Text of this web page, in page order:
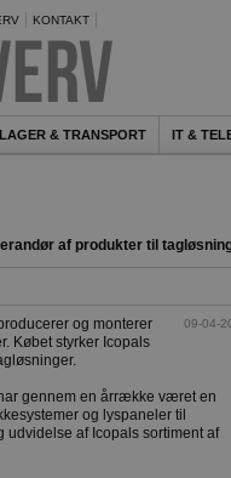
KONTAKT
LAGER & TRANSPORT IT &
af produkter til
09-04-
og monterer
Købet styrker Icopals
gennem en årrække været en
og lyspaneler til
udvidelse af Icopals sortiment af